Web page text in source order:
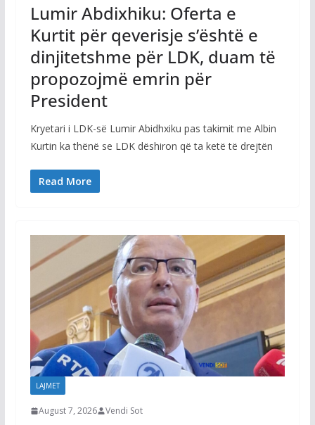
Lumir Abdixhiku: Oferta e
Kurtit për qeverisje s’është e
dinjitetshme për LDK, duam të
propozojmë emrin për
President
Kryetari i LDK-së Lumir Abidhxiku pas takimit me Albin
Kurtin ka thënë se LDK dëshiron që ta ketë të drejtën
Read More
LAJMET
August 7, 2026 Vendi Sot